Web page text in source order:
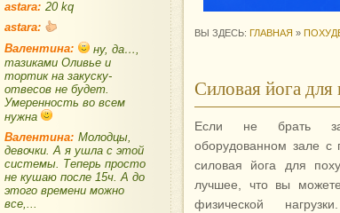
astara: 20 kq
astara:
Валентина:
ну, да…,
тазиками Оливье и
тортик на закуску-
отвесов не будет.
Умеренность во всем
нужна
Валентина: Молодцы,
девочки. А я ушла с этой
системы. Теперь просто
не кушаю после 15ч. А до
этого времени можно
все,...
ВЫ ЗДЕСЬ: ГЛАВНАЯ »
Силовая йога для
Если не брать
оборудованном зале с
силовая йога для
лучшее, что вы
физической